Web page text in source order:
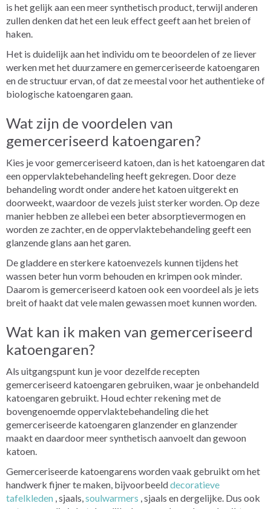
is het gelijk aan een meer synthetisch product, terwijl anderen
zullen denken dat het een leuk effect geeft aan het breien of
haken.
Het is duidelijk aan het individu om te beoordelen of ze liever
werken met het duurzamere en gemerceriseerde katoengaren
en de structuur ervan, of dat ze meestal voor het authentieke of
biologische katoengaren gaan.
Wat zijn de voordelen van
gemerceriseerd katoengaren?
Kies je voor gemerceriseerd katoen, dan is het katoengaren dat
een oppervlaktebehandeling heeft gekregen. Door deze
behandeling wordt onder andere het katoen uitgerekt en
doorweekt, waardoor de vezels juist sterker worden. Op deze
manier hebben ze allebei een beter absorptievermogen en
worden ze zachter, en de oppervlaktebehandeling geeft een
glanzende glans aan het garen.
De gladdere en sterkere katoenvezels kunnen tijdens het
wassen beter hun vorm behouden en krimpen ook minder.
Daarom is gemerceriseerd katoen ook een voordeel als je iets
breit of haakt dat vele malen gewassen moet kunnen worden.
Wat kan ik maken van gemerceriseerd
katoengaren?
Als uitgangspunt kun je voor dezelfde recepten
gemerceriseerd katoengaren gebruiken, waar je onbehandeld
katoengaren gebruikt. Houd echter rekening met de
bovengenoemde oppervlaktebehandeling die het
gemerceriseerde katoengaren glanzender en glanzender
maakt en daardoor meer synthetisch aanvoelt dan gewoon
katoen.
Gemerceriseerde katoengarens worden vaak gebruikt om het
handwerk fijner te maken, bijvoorbeelddecoratieve
tafelkleden , sjaals,soulwarmers , sjaals en dergelijke. Dus ook